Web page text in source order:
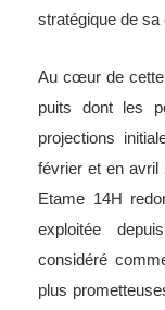
stratégique de
Au cœur de cette
puits dont les
projections
février et en avril
Etame 14H
exploitée
considéré
plus